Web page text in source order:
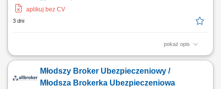
aplikuj bez CV
3 dni
pokaż opis
Opis stanowiska: Rozwijanie współpracy z obecnymi klientami oraz
ubezpieczeń na życie, majątkowych, komunikacyjnych i dla firm.
Budowanie długofalowych relacji oraz dopasowywanie rozwiązań do
Młodszy Broker Ubezpieczeniowy /
Młodsza Brokerka Ubezpieczeniowa